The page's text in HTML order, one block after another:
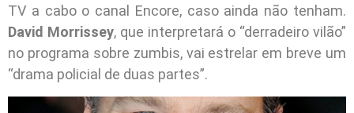
TV a cabo o canal Encore, caso ainda não tenham.
David Morrissey, que interpretará o “derradeiro vilão”
no programa sobre zumbis, vai estrelar em breve um
“drama policial de duas partes”.